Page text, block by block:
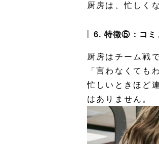
厨房は、忙しく
6. 特徴⑤：コミ
厨房はチーム戦
「言わなくても
忙しいときほど
はありません。